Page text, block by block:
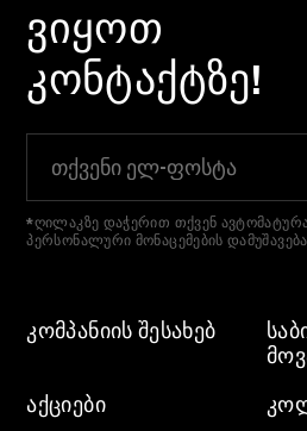
ᲕᲘᲧᲝᲗ
ᲙᲝᲜᲢᲐᲥᲢᲖᲔ!
*ღილაკზე დაჭერით თქვენ
პერსონალური მონაცემების
ᲙᲝᲛᲞᲐᲜᲘᲘᲡ ᲨᲔᲡᲐᲮᲔᲑ
ᲐᲥᲪᲘᲔᲑᲘ